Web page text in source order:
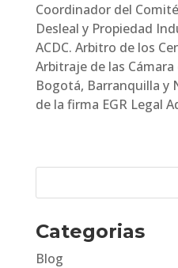
Coordinador del
Desleal y Propiedad
ACDC. Arbitro de los
Arbitraje de las
Bogotá, Barranquilla y
de la firma EGR Legal
Categorias
Blog